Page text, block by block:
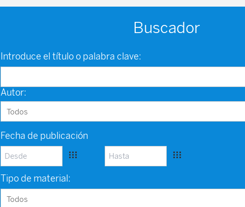
Buscador
Introduce el título o palabra clave:
Autor:
Fecha de publicación
Tipo de material: